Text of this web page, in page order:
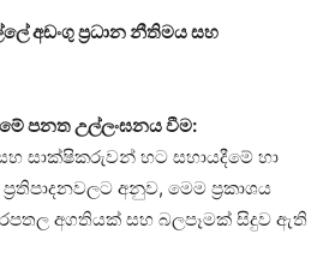
අඩංගු ප්‍රධාන නීතිමය සහ
පනත උල්ලංඝනය වීම:
සාක්ෂිකරුවන් හට සහායදීමේ හා
අනුව, මෙම ප්‍රකාශය
අගතියක් සහ බලපෑමක් සිදුව ඇති